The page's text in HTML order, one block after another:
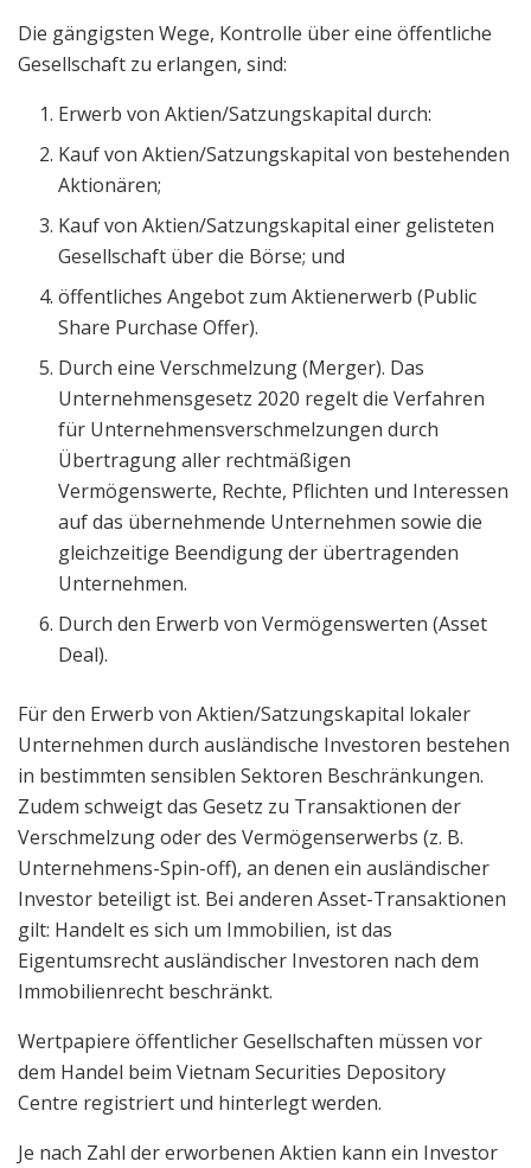
Die gängigsten Wege, Kontrolle über eine öffentliche
Gesellschaft zu erlangen, sind:
Erwerb von Aktien/Satzungskapital durch:
Kauf von Aktien/Satzungskapital von bestehenden
Aktionären;
Kauf von Aktien/Satzungskapital einer gelisteten
Gesellschaft über die Börse; und
öffentliches Angebot zum Aktienerwerb (Public
Share Purchase Offer).
Durch eine Verschmelzung (Merger). Das
Unternehmensgesetz 2020 regelt die Verfahren
für Unternehmensverschmelzungen durch
Übertragung aller rechtmäßigen
Vermögenswerte, Rechte, Pflichten und Interessen
auf das übernehmende Unternehmen sowie die
gleichzeitige Beendigung der übertragenden
Unternehmen.
Durch den Erwerb von Vermögenswerten (Asset
Deal).
Für den Erwerb von Aktien/Satzungskapital lokaler
Unternehmen durch ausländische Investoren bestehen
in bestimmten sensiblen Sektoren Beschränkungen.
Zudem schweigt das Gesetz zu Transaktionen der
Verschmelzung oder des Vermögenserwerbs (z. B.
Unternehmens-Spin-off), an denen ein ausländischer
Investor beteiligt ist. Bei anderen Asset-Transaktionen
gilt: Handelt es sich um Immobilien, ist das
Eigentumsrecht ausländischer Investoren nach dem
Immobilienrecht beschränkt.
Wertpapiere öffentlicher Gesellschaften müssen vor
dem Handel beim Vietnam Securities Depository
Centre registriert und hinterlegt werden.
Je nach Zahl der erworbenen Aktien kann ein Investor